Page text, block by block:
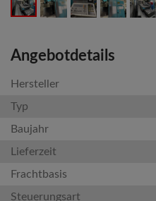
Angebotdetails
Hersteller
Typ
Baujahr
Lieferzeit
Frachtbasis
Steuerungsart